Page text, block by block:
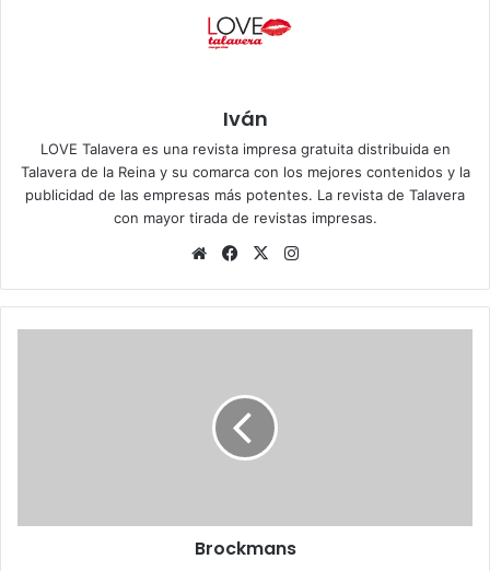
Iván
LOVE Talavera es una revista impresa gratuita distribuida en
Talavera de la Reina y su comarca con los mejores contenidos y la
publicidad de las empresas más potentes. La revista de Talavera
con mayor tirada de revistas impresas.
Siti
we
b
Fa
bo
ok
X
ra
m
s
Brockmans